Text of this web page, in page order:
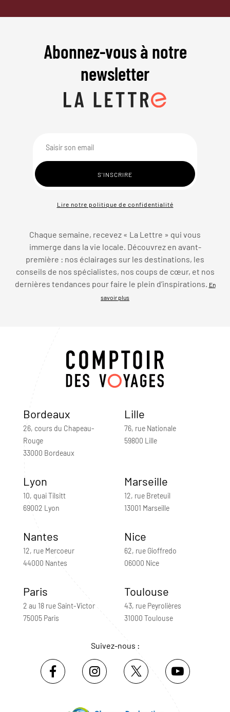
Abonnez-vous à notre
newsletter
Lire notre politique de confidentialité
Chaque semaine, recevez « La Lettre » qui vous
immerge dans la vie locale. Découvrez en avant-
première : nos éclairages sur les destinations, les
conseils de nos spécialistes, nos coups de cœur, et nos
dernières tendances pour faire le plein d’inspirations. En
savoir plus
Bordeaux
26, cours du Chapeau-
Rouge
33000 Bordeaux
Lille
76, rue Nationale
59800 Lille
Lyon
10, quai Tilsitt
69002 Lyon
Marseille
12, rue Breteuil
13001 Marseille
Nantes
12, rue Mercoeur
44000 Nantes
Nice
62, rue Gioffredo
06000 Nice
Paris
2 au 18 rue Saint-Victor
75005 Paris
Toulouse
43, rue Peyrolières
31000 Toulouse
Suivez-nous :